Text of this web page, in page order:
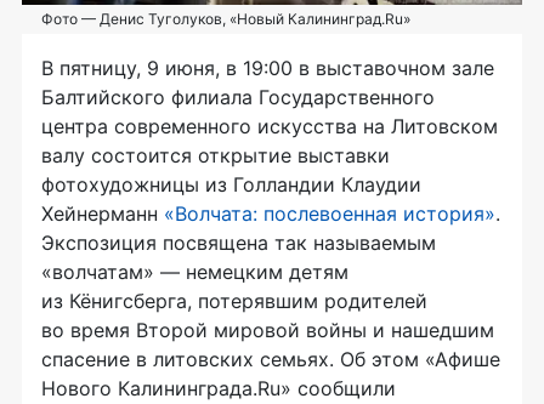
Фото — Денис Туголуков, «Новый Калининград.Ru»
В пятницу, 9 июня, в 19:00 в выставочном зале
Балтийского филиала Государственного
центра современного искусства на Литовском
валу состоится открытие выставки
фотохудожницы из Голландии Клаудии
Хейнерманн «Волчата: послевоенная история».
Экспозиция посвящена так называемым
«волчатам» — немецким детям
из Кёнигсберга, потерявшим родителей
во время Второй мировой войны и нашедшим
спасение в литовских семьях. Об этом «Афише
Нового Калининграда.Ru» сообщили